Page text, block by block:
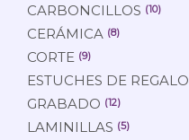
CARBONCILLOS (10)
CERÁMICA (8)
CORTE (9)
ESTUCHES DE REGALO
GRABADO (12)
LAMINILLAS (5)